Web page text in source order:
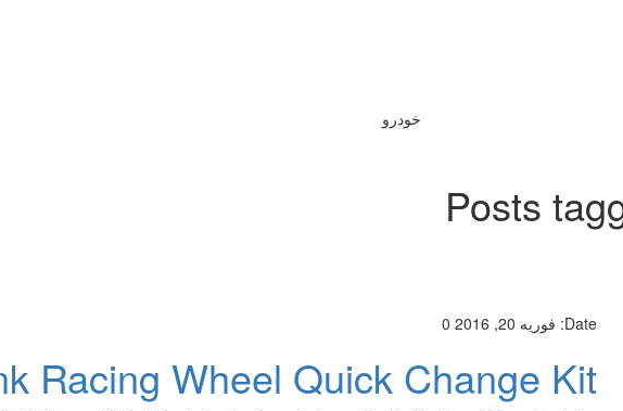
خودرو
Posts
Date: فوریه 20, 2016 0
Racing Wheel Quick Change Kit